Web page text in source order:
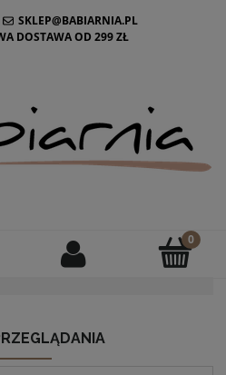
SKLEP@BABIARNIA.PL
DOSTAWA OD 299 ZŁ